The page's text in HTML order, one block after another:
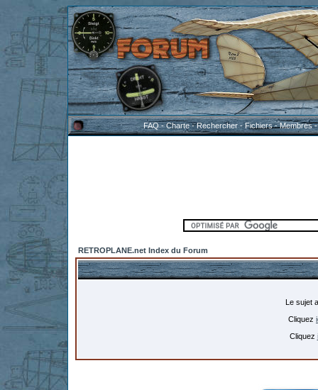
FAQ-Charte-Rechercher-Fichiers-Membres
RETROPLANE.net Index du Forum
Le sujet
Cliquez
Cliquez